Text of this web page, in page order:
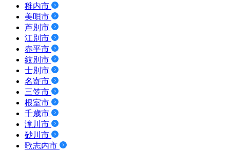
稚内市
美唄市
芦別市
江別市
赤平市
紋別市
士別市
名寄市
三笠市
根室市
千歳市
滝川市
砂川市
歌志内市